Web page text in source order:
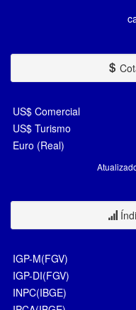
US$ Comercial
US$ Turismo
Euro (Real)
IGP-M(FGV)
IGP-DI(FGV)
INPC(IBGE)